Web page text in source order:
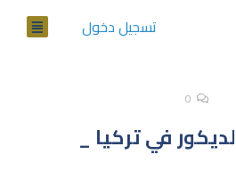
تسجيل دخول
0
في تركيا _